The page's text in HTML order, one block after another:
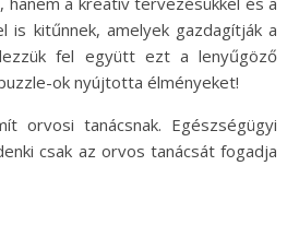
is kitűnnek, amelyek gazdagítják a
fel együtt ezt a lenyűgöző
ok nyújtotta élményeket!
orvosi tanácsnak. Egészségügyi
csak az orvos tanácsát fogadja